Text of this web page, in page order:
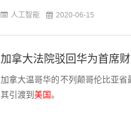
人工智能 2020-06-15
加拿大法院驳回华为首席
加拿大温哥华的不列颠哥伦比亚
其引渡到 美国。